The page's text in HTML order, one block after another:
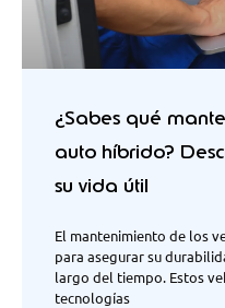
¿Sabes qué
auto híbrido?
su vida útil
El mantenimiento de los
para asegurar su
largo del tiempo. Estos
tecnologías